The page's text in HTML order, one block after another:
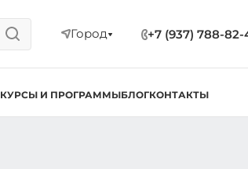
Город +7 (937) 788-82-
КУРСЫ И ПРОГРАММЫБЛОГКОНТАКТЫ